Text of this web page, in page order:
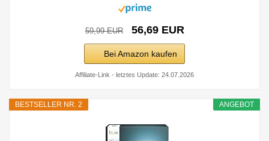
59,99 EUR 56,69 EUR
Bei Amazon kaufen
Affiliate-Link - letztes Update: 24.07.2026
ANGEBOT
BESTSELLER NR. 2